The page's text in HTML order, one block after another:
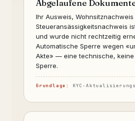
Abgelaufene
Ihr Ausweis,
Steueransässigkeitsnachweis
und wurde nicht rechtzeitig
Automatische Sperre wegen
Akte» — eine technische, keine
Sperre.
Grundlage: KYC-